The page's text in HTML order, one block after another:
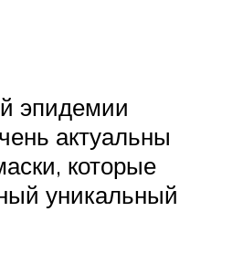
эпидемии
актуальны
которые
уникальный